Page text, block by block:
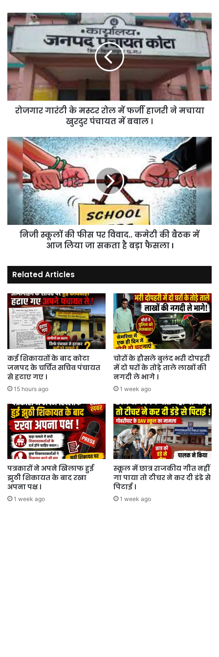
रोजगार
गारंटी
के
मस्टर
रोल
में
हाजरी
ने
मचाया
में
बवाल
।
रोजगार गारंटी के मस्टर रोल में फर्जी हाजरी ने मचाया
खुरदुर पंचायत में बवाल ।
निजी
स्कूलों
की
फीस
पर
विवाद..
बैठक
जा
सकता
है
बड़ा
फैसला
निजी स्कूलों की फीस पर विवाद.. कमेटी की बैठक में
आज लिया जा सकता है बड़ा फैसला I
Related Articles
कई शिकायतों के बाद कोटा
जनपद के चर्चित सचिव पंचायत
से हटाए गए ।
15 hours ago
चोरों के हौसले बुलंद भरी दोपहरी
में दो घरों के तोड़े ताले लाखों की
नगदी ले भागे ।
1 week ago
पत्रकारों ने अपने खिलाफ हुई
झुठी शिकायत के बाद रखा
अपना पक्ष ।
1 week ago
स्कूल में छात्र राजकीय गीत नहीं
गा पाया तो टीचर ने कर दी डंडे से
पिटाई ।
1 week ago